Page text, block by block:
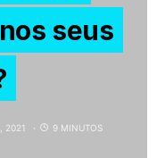
seus
2021
9 MINUTOS